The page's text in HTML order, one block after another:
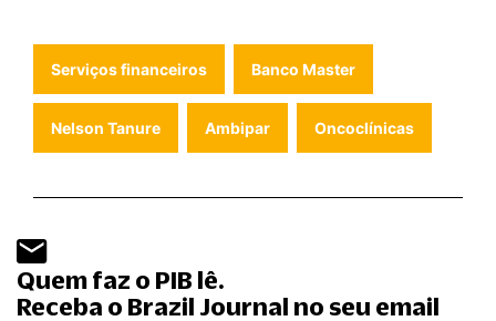
Serviços financeiros Banco Master
Nelson Tanure Ambipar Oncoclínicas
Quem faz o PIB lê.
Receba o Brazil Journal no seu email